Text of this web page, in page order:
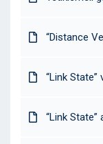
“Distance
“Link State”
“Link State”